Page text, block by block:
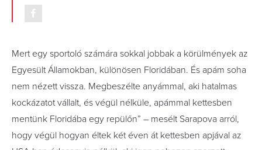
Mert egy sportoló számára sokkal jobbak a körülmények az
Egyesült Államokban, különösen Floridában. És apám soha
nem nézett vissza. Megbeszélte anyámmal, aki hatalmas
kockázatot vállalt, és végül nélküle, apámmal kettesben
mentünk Floridába egy repülőn” – mesélt Sarapova arról,
hogy végül hogyan éltek két éven át kettesben apjával az